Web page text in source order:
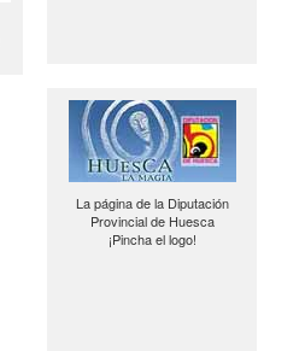
La página de la Diputación
Provincial de Huesca
¡Pincha el logo!